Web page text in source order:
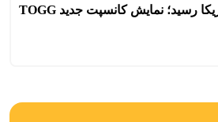
خودرو ملی ترکیه به آمریکا رسید؛ نمایش کانسپت جدید TOGG